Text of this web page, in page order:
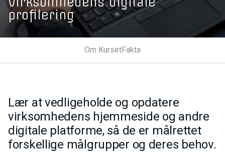
profilering
Om KursetFakta
Lær at vedligeholde og opdatere
virksomhedens hjemmeside og andre
digitale platforme, så de er målrettet
forskellige målgrupper og deres behov.